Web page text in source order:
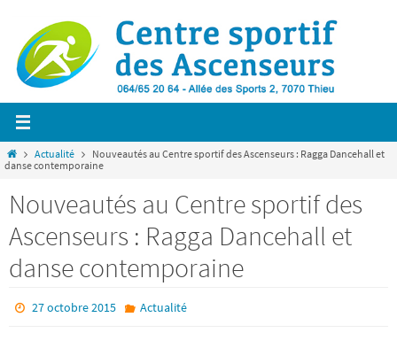
contenu
HomeActualité
Nouveautés au Centre sportif des Ascenseurs : Ragga Dancehall et
danse contemporaine
Nouveautés au Centre sportif des
Ascenseurs : Ragga Dancehall et
danse contemporaine
27 octobre 2015 Actualité